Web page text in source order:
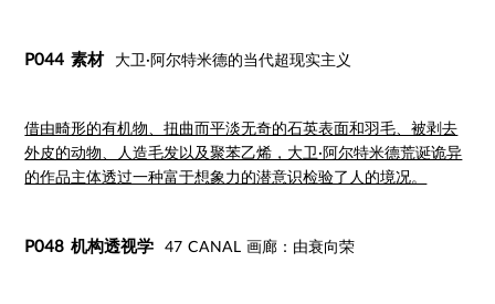
P044 素材 大卫·阿尔特米德的当代超现实主义
借由畸形的有机物、扭曲而平淡无奇的石英表面和羽毛、被剥去
外皮的动物、人造毛发以及聚苯乙烯，大卫·阿尔特米德荒诞诡异
的作品主体透过一种富于想象力的潜意识检验了人的境况。
P048 机构透视学 47 CANAL 画廊：由衰向荣